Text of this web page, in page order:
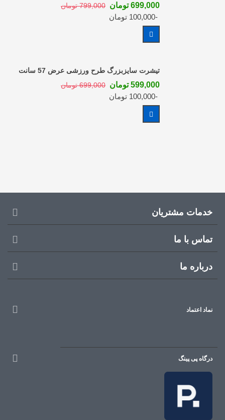
699,000 تومان 799,000 تومان
-100,000 تومان
تیشرت سایزبزرگ طرح ورزشی عرض 57 سانت
599,000 تومان 699,000 تومان
-100,000 تومان
خدمات مشتریان
تماس با ما
درباره ما
نماد اعتماد
درگاه پی پینگ